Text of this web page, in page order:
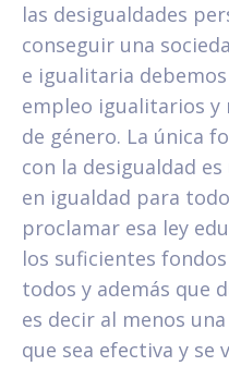
las desigualdades
conseguir una
e igualitaria
empleo igualitarios
de género. La única
con la desigualdad
en igualdad para
proclamar esa ley
los suficientes
todos y además que
es decir al menos
que sea efectiva y se